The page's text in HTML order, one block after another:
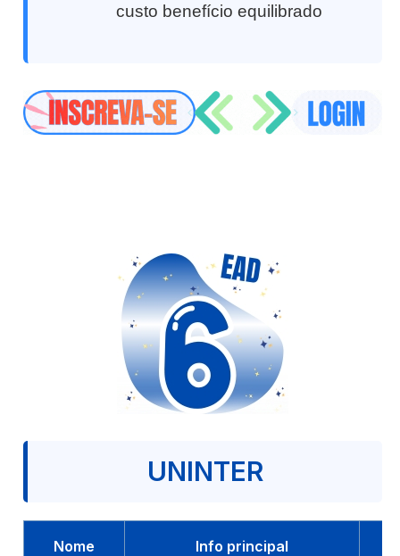
custo benefício equilibrado
UNINTER
Nome Info principal